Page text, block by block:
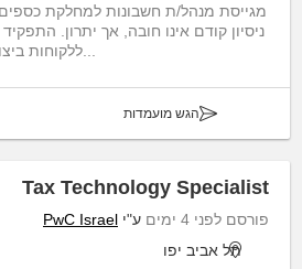
ניסיון קודם
הגש מועמדות
Tax Technology Specialist
פורסם לפני 4 ימים ע"י PwC Israel
תל אביב יפו